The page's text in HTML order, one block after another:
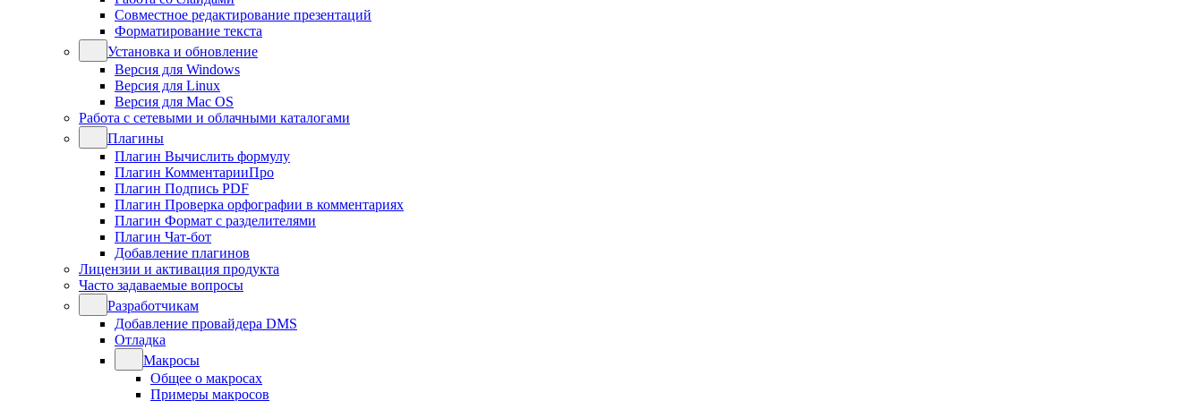
Совместное редактирование презентаций
Форматирование текста
Установка и обновление
Версия для Windows
Версия для Linux
Версия для Mac OS
Работа с сетевыми и облачными каталогами
Плагины
Плагин Вычислить формулу
Плагин КомментарииПро
Плагин Подпись PDF
Плагин Проверка орфографии в комментариях
Плагин Формат с разделителями
Плагин Чат-бот
Добавление плагинов
Лицензии и активация продукта
Часто задаваемые вопросы
Разработчикам
Добавление провайдера DMS
Отладка
Макросы
Общее о макросах
Примеры макросов